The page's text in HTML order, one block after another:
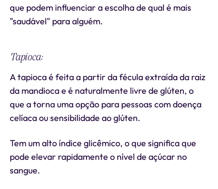
que podem influenciar a escolha de qual é mais
"saudável" para alguém.
Tapioca:
A tapioca é feita a partir da fécula extraída da raiz
da mandioca e é naturalmente livre de glúten, o
que a torna uma opção para pessoas com doença
celíaca ou sensibilidade ao glúten.
Tem um alto índice glicêmico, o que significa que
pode elevar rapidamente o nível de açúcar no
sangue.